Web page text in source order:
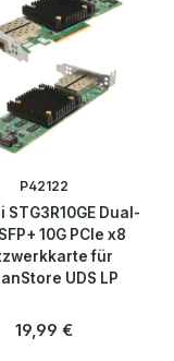
P42122
STG3R10GE Dual-
10G PCIe x8
für
UDS LP
Regulärer Preis:
19,99 €